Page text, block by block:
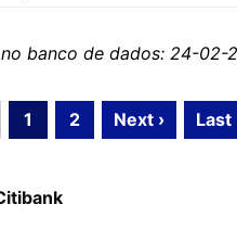
banco de dados: 24-02-
1 2 Next › Last